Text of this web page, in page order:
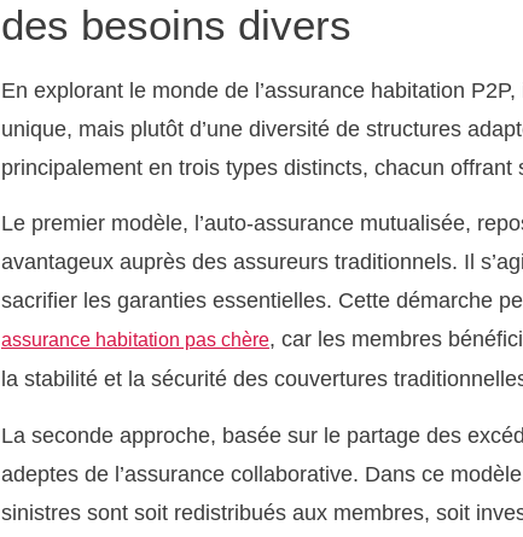
des besoins divers
En explorant le monde de l’assurance habitation
unique, mais plutôt d’une diversité de structures
principalement en trois types distincts, chacun
Le premier modèle, l’auto-assurance mutualisée,
avantageux auprès des assureurs traditionnels. Il
sacrifier les garanties essentielles. Cette démarche
assurance habitation pas chère, car les membres
la stabilité et la sécurité des couvertures
La seconde approche, basée sur le partage des
adeptes de l’assurance collaborative. Dans ce
sinistres sont soit redistribués aux membres, soit